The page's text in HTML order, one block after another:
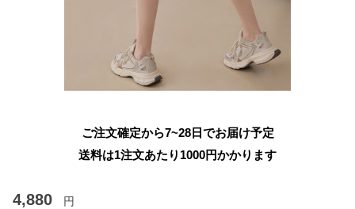
ご注文確定から7~28日でお届け予定
送料は1注文あたり 1000円かかります
4,880 円